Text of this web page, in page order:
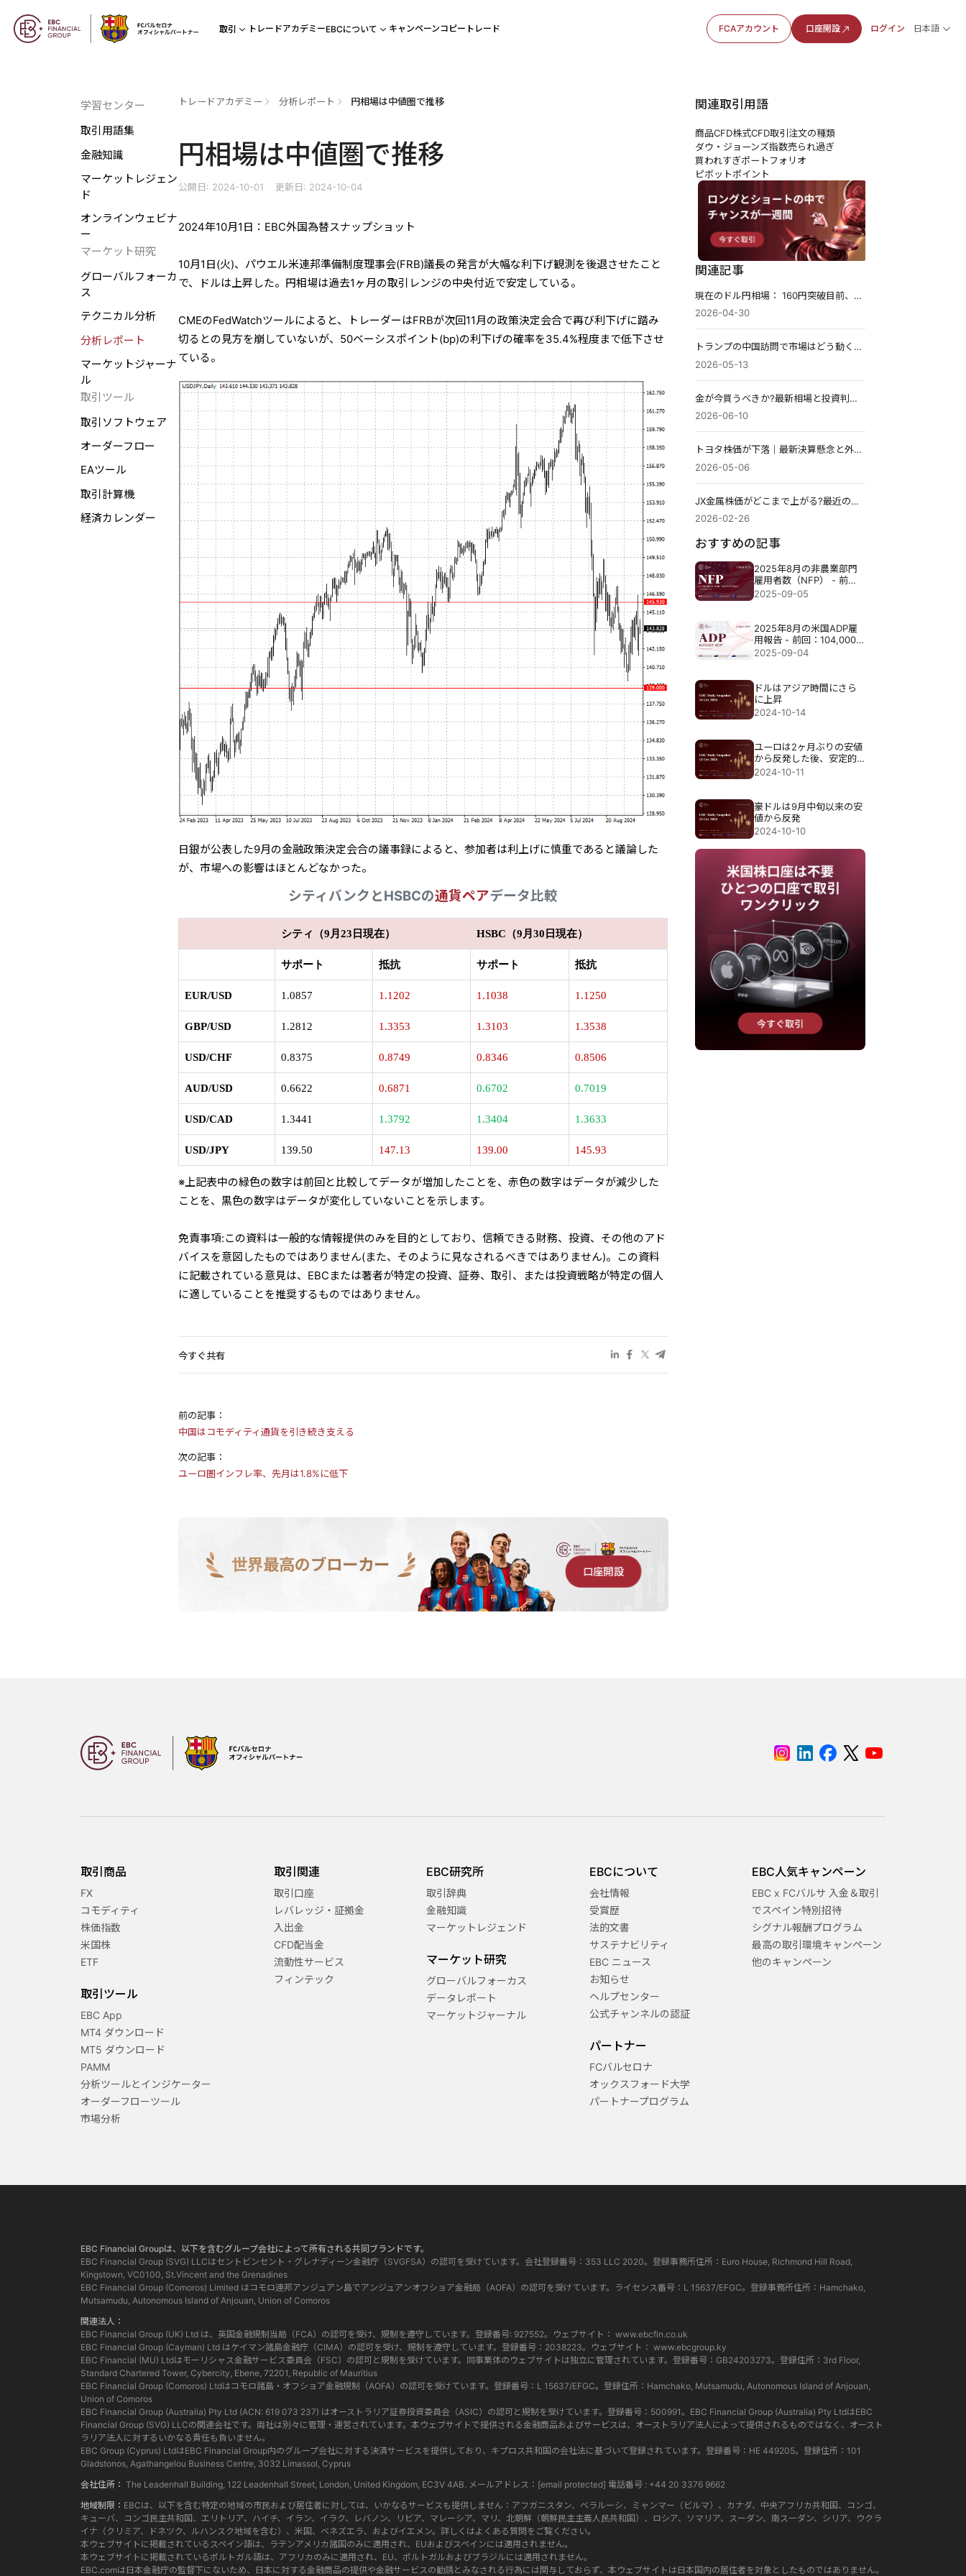
取引 トレードアカデミーEBCについて キャンペーンコピートレード FCAアカウント 口座開設 ログイン 日本語
学習センター
取引用語集
金融知識
マーケットレジェン
ド
オンラインウェビナ
ー
マーケット研究
グローバルフォーカ
ス
テクニカル分析
分析レポート
マーケットジャーナ
ル
取引ツール
取引ソフトウェア
オーダーフロー
EAツール
取引計算機
経済カレンダー
トレードアカデミー 分析レポート 円相場は中値圏で推移
円相場は中値圏で推移
公開日: 2024-10-01 更新日: 2024-10-04
2024年10月1日：EBC外国為替スナップショット
10月1日(火)、パウエル米連邦準備制度理事会(FRB)議長の発言が大幅な利下げ観測を後退させたこと
で、ドルは上昇した。円相場は過去1ヶ月の取引レンジの中央付近で安定している。
CMEのFedWatchツールによると、トレーダーはFRBが次回11月の政策決定会合で再び利下げに踏み
切るとの見方を崩していないが、50ベーシスポイント(bp)の利下げの確率を35.4%程度まで低下させ
ている。
日銀が公表した9月の金融政策決定会合の議事録によると、参加者は利上げに慎重であると議論した
が、市場への影響はほとんどなかった。
シティバンクとHSBCの通貨ペアデータ比較
シティ（9月23日現在） HSBC（9月30日現在）
サポート 抵抗 サポート 抵抗
EUR/USD 1.0857 1.1202 1.1038 1.1250
GBP/USD 1.2812 1.3353 1.3103 1.3538
USD/CHF 0.8375 0.8749 0.8346 0.8506
AUD/USD 0.6622 0.6871 0.6702 0.7019
USD/CAD 1.3441 1.3792 1.3404 1.3633
USD/JPY 139.50 147.13 139.00 145.93
※上記表中の緑色の数字は前回と比較してデータが増加したことを、赤色の数字はデータが減少した
ことを、黒色の数字はデータが変化していないことを示します。
免責事項:この資料は一般的な情報提供のみを目的としており、信頼できる財務、投資、その他のアド
バイスを意図したものではありません(また、そのように見なされるべきではありません)。この資料
に記載されている意見は、EBCまたは著者が特定の投資、証券、取引、または投資戦略が特定の個人
に適していることを推奨するものではありません。
今すぐ共有
前の記事：
中国はコモディティ通貨を引き続き支える
次の記事：
ユーロ圏インフレ率、先月は1.8%に低下
世界最高のブローカー 口座開設
関連取引用語
商品CFD株式CFD取引注文の種類
ダウ・ジョーンズ指数売られ過ぎ
買われすぎポートフォリオ
ピボットポイント
関連記事
現在のドル円相場： 160円突破目前、介入はあるのか?
2026-04-30
トランプの中国訪問で市場はどう動く?米中首脳会談が株・為替・原油に与える影響
2026-05-13
金が今買うべきか?最新相場と投資判断を徹底解説
2026-06-10
トヨタ株価が下落｜最新決算懸念と外部リスクが重なる理由とは
2026-05-06
JX金属株価がどこまで上がる?最近のパフォーマンスと上昇見通しを解説
2026-02-26
おすすめの記事
2025年8月の非農業部門
雇用者数（NFP） - 前回
73,000人 予想78,000人
2025-09-05
2025年8月の米国ADP雇
用報告 - 前回：104,000
人 予想：70,000人
2025-09-04
ドルはアジア時間にさら
に上昇
2024-10-14
ユーロは2ヶ月ぶりの安値
から反発した後、安定的
に推移
2024-10-11
豪ドルは9月中旬以来の安
値から反発
2024-10-10
取引商品
FX
コモディティ
株価指数
米国株
ETF
取引ツール
EBC App
MT4 ダウンロード
MT5 ダウンロード
PAMM
分析ツールとインジケーター
オーダーフローツール
市場分析
取引関連
取引口座
レバレッジ・証拠金
入出金
CFD配当金
流動性サービス
フィンテック
EBC研究所
取引辞典
金融知識
マーケットレジェンド
マーケット研究
グローバルフォーカス
データレポート
マーケットジャーナル
EBCについて
会社情報
受賞歴
法的文書
サステナビリティ
EBC ニュース
お知らせ
ヘルプセンター
公式チャンネルの認証
パートナー
FCバルセロナ
オックスフォード大学
パートナープログラム
EBC人気キャンペーン
EBC x FCバルサ 入金＆取引
でスペイン特別招待
シグナル報酬プログラム
最高の取引環境キャンペーン
他のキャンペーン
EBC Financial Groupは、以下を含むグループ会社によって所有される共同ブランドです。
EBC Financial Group (SVG) LLCはセントビンセント・グレナディーン金融庁（SVGFSA）の認可を受けています。会社登録番号：353 LLC 2020。登録事務所住所：Euro House, Richmond Hill Road,
Kingstown, VC0100, St.Vincent and the Grenadines
EBC Financial Group (Comoros) Limited はコモロ連邦アンジュアン島でアンジュアンオフショア金融局（AOFA）の認可を受けています。ライセンス番号：L 15637/EFGC。登録事務所住所：Hamchako,
Mutsamudu, Autonomous Island of Anjouan, Union of Comoros
関連法人：
EBC Financial Group (UK) Ltd は、英国金融規制当局（FCA）の認可を受け、規制を遵守しています。登録番号: 927552。ウェブサイト： www.ebcfin.co.uk
EBC Financial Group (Cayman) Ltd はケイマン諸島金融庁（CIMA）の認可を受け、規制を遵守しています。登録番号：2038223。ウェブサイト： www.ebcgroup.ky
EBC Financial (MU) Ltdはモーリシャス金融サービス委員会（FSC）の認可と規制を受けています。同事業体のウェブサイトは独立に管理されています。登録番号：GB24203273。登録住所：3rd Floor,
Standard Chartered Tower, Cybercity, Ebene, 72201, Republic of Mauritius
EBC Financial Group (Comoros) Ltdはコモロ諸島・オフショア金融規制（AOFA）の認可を受けています。登録番号：L 15637/EFGC。登録住所：Hamchako, Mutsamudu, Autonomous Island of Anjouan,
Union of Comoros
EBC Financial Group (Australia) Pty Ltd (ACN: 619 073 237) はオーストラリア証券投資委員会（ASIC）の認可と規制を受けています。登録番号：500991。EBC Financial Group (Australia) Pty LtdはEBC
Financial Group (SVG) LLCの関連会社です。両社は別々に管理・運営されています。本ウェブサイトで提供される金融商品およびサービスは、オーストラリア法人によって提供されるものではなく、オースト
ラリア法人に対するいかなる責任も負いません。
EBC Group (Cyprus) LtdはEBC Financial Group内のグループ会社に対する決済サービスを提供しており、キプロス共和国の会社法に基づいて登録されています。登録番号：HE 449205。登録住所：101
Gladstonos, Agathangelou Business Centre, 3032 Limassol, Cyprus
会社住所： The Leadenhall Building, 122 Leadenhall Street, London, United Kingdom, EC3V 4AB. メールアドレス： [email protected] 電話番号 : +44 20 3376 9662
地域制限： EBCは、以下を含む特定の地域の市民および居住者に対しては、いかなるサービスも提供しません：アフガニスタン、ベラルーシ、ミャンマー（ビルマ）、カナダ、中央アフリカ共和国、コンゴ、
キューバ、コンゴ民主共和国、エリトリア、ハイチ、イラン、イラク、レバノン、リビア、マレーシア、マリ、北朝鮮（朝鮮民主主義人民共和国）、ロシア、ソマリア、スーダン、南スーダン、シリア、ウクラ
イナ（クリミア、ドネツク、ルハンスク地域を含む）、米国、ベネズエラ、およびイエメン。詳しくはよくある質問をご覧ください。
本ウェブサイトに掲載されているスペイン語は、ラテンアメリカ諸国のみに適用され、EUおよびスペインには適用されません。
本ウェブサイトに掲載されているポルトガル語は、アフリカのみに適用され、EU、ポルトガルおよびブラジルには適用されません。
EBC.comは日本金融庁の監督下にないため、日本に対する金融商品の提供や金融サービスの勧誘とみなされる行為には関与しておらず、本ウェブサイトは日本国内の居住者を対象としたものではありません。